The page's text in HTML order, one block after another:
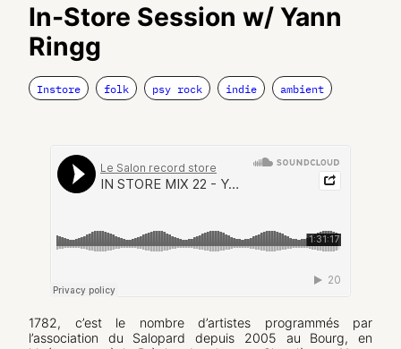
In-Store Session w/ Yann
Ringg
Instore folk psy rock indie ambient
1782, c’est le nombre d’artistes programmés par
l’association du Salopard depuis 2005 au Bourg, en